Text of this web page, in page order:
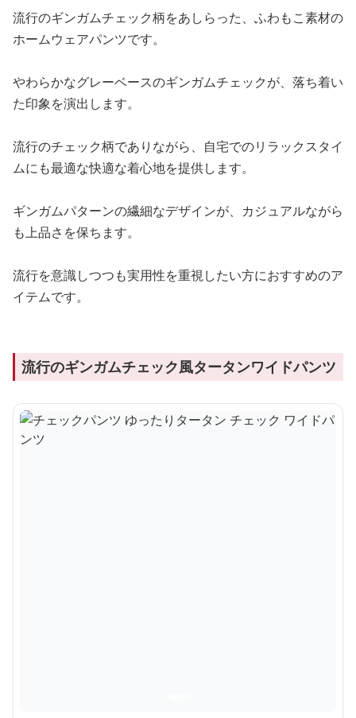
流行のギンガムチェック柄をあしらった、ふわもこ素材の
ホームウェアパンツです。
やわらかなグレーベースのギンガムチェックが、落ち着い
た印象を演出します。
流行のチェック柄でありながら、自宅でのリラックスタイ
ムにも最適な快適な着心地を提供します。
ギンガムパターンの繊細なデザインが、カジュアルながら
も上品さを保ちます。
流行を意識しつつも実用性を重視したい方におすすめのア
イテムです。
流行のギンガムチェック風タータンワイドパンツ